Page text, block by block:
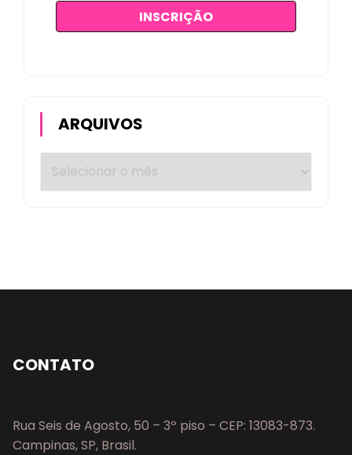
ARQUIVOS
CONTATO
Rua Seis de Agosto, 50 – 3º piso – CEP: 13083-873.
Campinas, SP, Brasil.